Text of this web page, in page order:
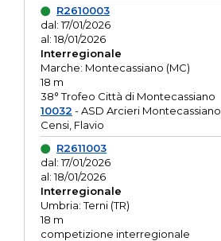
R2610003
dal: 17/01/2026
al: 18/01/2026
Interregionale
Marche: Montecassiano (MC)
18 m
38° Trofeo Città di Montecassiano
10032 - ASD Arcieri Montecassiano
Censi, Flavio
R2611003
dal: 17/01/2026
al: 18/01/2026
Interregionale
Umbria: Terni (TR)
18 m
competizione interregionale